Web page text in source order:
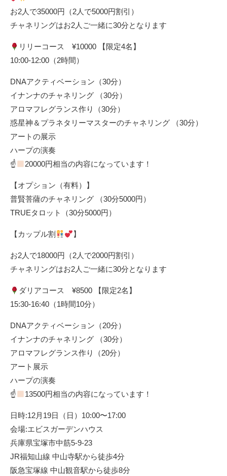
お2人で35000円（2人で5000円割引）
チャネリングはお2人ご一緒に30分となります
リリーコース ¥10000 【限定4名】
10:00-12:00（2時間）
DNAアクティベーション（30分）
イナンナのチャネリング （30分）
アロマフレグランス作り（30分）
惑星神＆プラネタリーマスターのチャネリング （30分）
アートの展示
ハープの演奏
☝
20000円相当の内容になっています！
【オプション（有料）】
普賢菩薩のチャネリング （30分5000円）
TRUEタロット（30分5000円）
【カップル割 】
お2人で18000円（2人で2000円割引）
チャネリングはお2人ご一緒に30分となります
ダリアコース ¥8500 【限定2名】
15:30-16:40（1時間10分）
DNAアクティベーション（20分）
イナンナのチャネリング （30分）
アロマフレグランス作り（20分）
アート展示
ハープの演奏
☝
13500円相当の内容になっています！
日時:12月19日（日）10:00〜17:00
会場:エビスガーデンハウス
兵庫県宝塚市中筋5-9-23
JR福知山線 中山寺駅から徒歩4分
阪急宝塚線 中山観音駅から徒歩8分